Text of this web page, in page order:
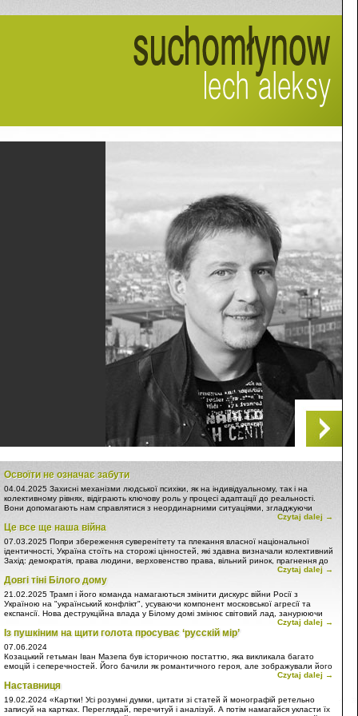
Освоїти не означає забути
04.04.2025 Захисні механізми людської психіки, як на індивідуальному, так і на
колективному рівнях, відіграють ключову роль у процесі адаптації до реальності.
Вони допомагають нам справлятися з неординарними ситуаціями, згладжуючи
гострі кути некомфортної дійсності та приводячи її у відповідність до нашої
особистої картини світу. Цей процес особливо помітний у контексті глобальних
Czytaj dalej →
Це все ще наша війна
07.03.2025 Попри збереження суверенітету та плекання власної національної
ідентичності, Україна стоїть на сторожі цінностей, які здавна визначали колективний
Захід: демократія, права людини, верховенство права, вільний ринок, прагнення до
добробуту, рівність та повага до особистості. Ба більше, Україна захищає
фундаменти політичних та економічних союзів, таких як НАТО та Європейський
Союз, які є стовпами стабільності та співпраці в регіоні та світі. Ці цінності постійно
підриваються російською агресією!
Czytaj dalej →
Довгі тіні Білого дому
21.02.2025 Трамп і його команда намагаються змінити дискурс війни Росії з
Україною на "український конфлікт", усуваючи компонент московської агресії та
експансії. Нова деструкційна влада у Білому домі змінює світовий лад, занурюючи
Czytaj dalej →
Із пушкіним на щити голота просуває ‘русскій мір’
07.06.2024
Козацький гетьман Іван Мазепа був історичною постаттю, яка викликала багато
емоцій і сеперечностей. Його бачили як романтичного героя, але зображували його
Державний діяч європейського масштабу, талановитий політик, меценат, освічена
людина, людина з трагічною долею і складним характером – таким він увійшов до
Czytaj dalej →
Наставниця
19.02.2024 «Картки! Усі розумні думки, цитати зі статей й монографій ретельно
записуй на картках. Переглядай, перечитуй і аналізуй. А потім намагайся укласти їх